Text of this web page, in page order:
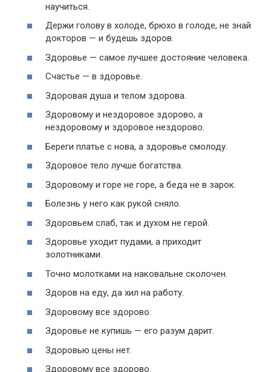
научиться.
Держи голову в холоде, брюхо в голоде, не знай
докторов — и будешь здоров.
Здоровье — самое лучшее достояние человека.
Счастье — в здоровье.
Здоровая душа и телом здорова.
Здоровому и нездоровое здорово, а
нездоровому и здоровое нездорово.
Береги платье с нова, а здоровье смолоду.
Здоровое тело лучше богатства.
Здоровому и горе не горе, а беда не в зарок.
Болезнь у него как рукой сняло.
Здоровьем слаб, так и духом не герой.
Здоровье уходит пудами, а приходит
золотниками.
Точно молотками на наковальне сколочен.
Здоров на еду, да хил на работу.
Здоровому все здорово.
Здоровье не купишь — его разум дарит.
Здоровью цены нет.
Здоровому все здорово.